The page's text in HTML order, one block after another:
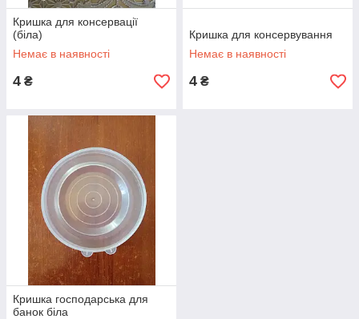
Кришка для консервації
(біла)
Немає в наявності
4 ₴
Кришка для консервування
Немає в наявності
4 ₴
Кришка господарська для
банок біла